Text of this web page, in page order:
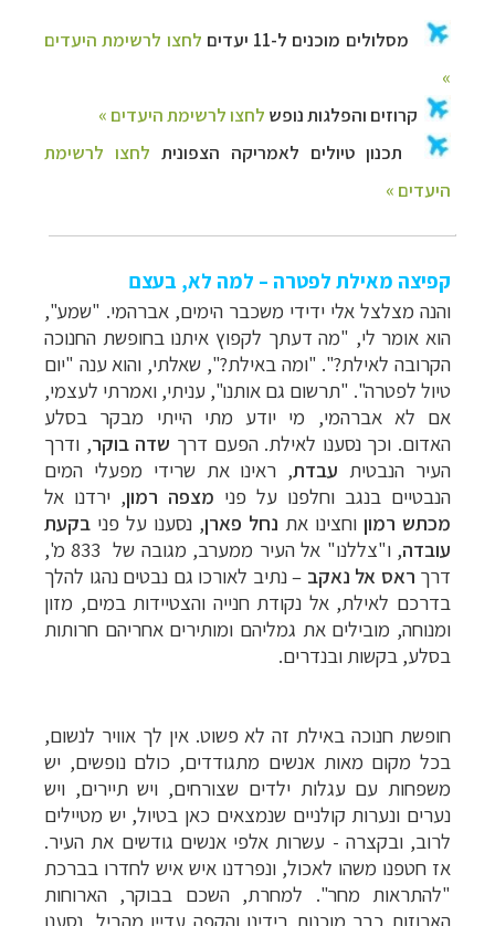
קפיצה מאילת לפטרה – למה לא, בעצם
והנה מצלצל אלי ידידי משכבר הימים, אברהמי. "שמע",
הוא אומר לי, "מה דעתך לקפוץ איתנו בחופשת החנוכה
הקרובה לאילת?". "ומה באילת?", שאלתי, והוא ענה "יום
טיול לפטרה". "תרשום גם אותנו", עניתי, ואמרתי לעצמי,
אם לא אברהמי, מי יודע מתי הייתי מבקר בסלע
האדום. וכך נסענו לאילת. הפעם דרך שדה בוקר, ודרך
העיר הנבטית עבדת, ראינו את שרידי מפעלי המים
הנבטיים בנגב וחלפנו על פני מצפה רמון, ירדנו אל
מכתש רמון וחצינו את נחל פארן, נסענו על פני בקעת
עובדה
, ו"צללנו" אל העיר ממערב, מגובה של 833 מ',
דרך ראס אל נאקב –נתיב לאורכו גם נבטים נהגו להלך
בדרכם לאילת, אל נקודת חנייה והצטיידות במים, מזון
ומנוחה, מובילים את גמליהם ומותירים אחריהם חרותות
בסלע, בקשות ובנדרים.
חופשת חנוכה באילת זה לא פשוט.אין לך אוויר לנשום,
בכל מקום מאות אנשים מתגודדים, כולם נופשים, יש
משפחות עם עגלות ילדים שצורחים, ויש תיירים, ויש
נערים ונערות קולניים שנמצאים כאן בטיול, יש מטיילים
לרוב, ובקצרה - עשרות אלפי אנשים גודשים את העיר.
אז חטפנו משהו לאכול, ונפרדנו איש איש לחדרו בברכת
"להתראות מחר". למחרת, השכם בבוקר, הארוחות
הארוזות כבר מוכנות בידינו והקפה עדיין מהביל, נסענו